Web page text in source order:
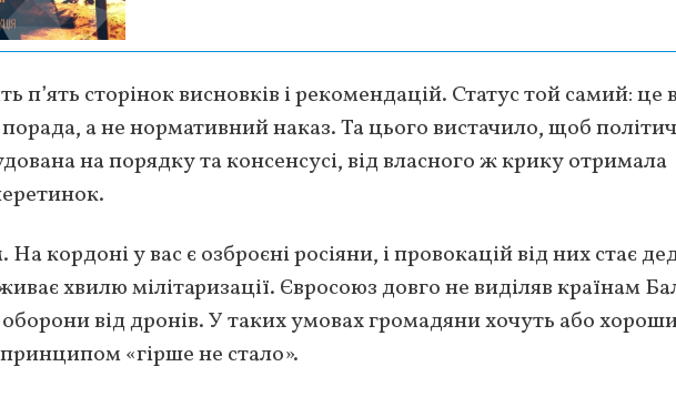
п’ять сторінок висновків і рекомендацій. Статус той самий: це
а не нормативний наказ. Та цього вистачило, щоб
на порядку та консенсусі, від власного ж крику отримала
На кордоні у вас є озброєні росіяни, і провокацій від них стає
хвилю мілітаризації. Євросоюз довго не виділяв країнам
від дронів. У таких умовах громадяни хочуть або
«гірше не стало».